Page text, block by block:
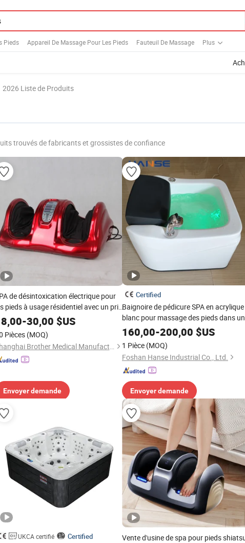
Pieds Appareil De Massage Pour Les Pieds Fauteuil De Massage Plus
2026 Liste de Produits
trouvés de fabricants et grossistes de confiance
de désintoxication électrique pour
pieds à usage résidentiel avec un prix
conforme à la norme ISO
-30,00 $US
Pièces (MOQ)
Shanghai Brother Medical Manufacturer Co., Ltd.
Envoyer demande
Certified
Baignoire de pédicure SPA en acrylique
blanc pour massage des pieds dans un
salon de pédicure
160,00-200,00 $US
1 Pièce (MOQ)
Foshan Hanse Industrial Co., Ltd.
Envoyer demande
UKCA certifié Certified
Vente d'usine de spa pour pieds